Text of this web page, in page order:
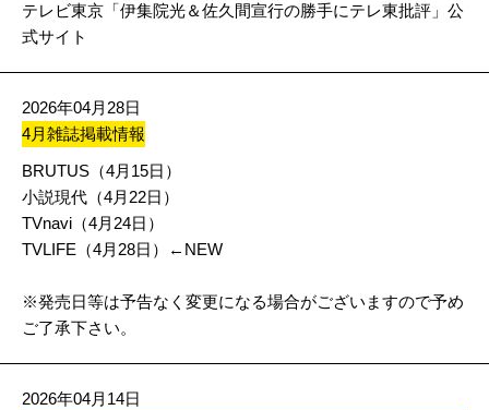
テレビ東京「伊集院光＆佐久間宣行の勝手にテレ東批評」公
式サイト
2026年04月28日
4月雑誌掲載情報
BRUTUS（4月15日）
小説現代（4月22日）
TVnavi（4月24日）
TVLIFE（4月28日）←NEW
※発売日等は予告なく変更になる場合がございますので予め
ご了承下さい。
2026年04月14日